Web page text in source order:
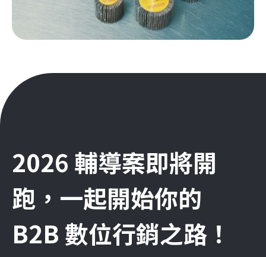
2026 輔導案即將開
跑，一起開始你的
B2B 數位行銷之路！